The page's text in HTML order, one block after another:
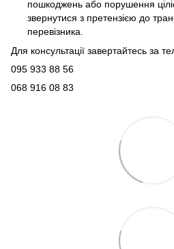
пошкоджень або порушення
звернутися з претензією до
перевізника.
Для консультації завертайтесь за
095 933 88 56
068 916 08 83